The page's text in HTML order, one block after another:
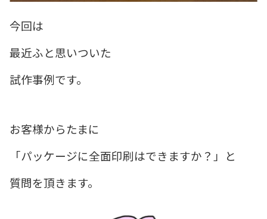
今回は
最近ふと思いついた
試作事例です。
お客様からたまに
「パッケージに全面印刷はできますか？」と
質問を頂きます。